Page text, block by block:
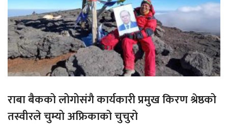
राबा बैकको लोगोसंगै कार्यकारी प्रमुख किरण श्रेष्ठको
तस्वीरले चुम्यो अफ्रिकाको चुचुरो